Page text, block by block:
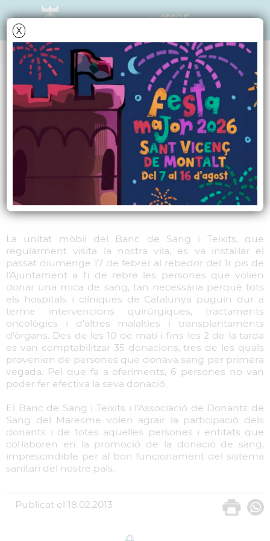
X
NOTÍCIES - ACTUALITAT
La campanya de
donació de sang del
febrer es tanca amb
35 donacions
La unitat mòbil del Banc de Sang i Teixits, que
regularment visita la nostra vila, es va instal·lar el
passat diumenge 17 de febrer al rebedor del 1r pis de
l’Ajuntament a fi de rebre les persones que volien
donar una mica de sang, tan necessària perquè tots
els hospitals i clíniques de Catalunya puguin dur a
terme intervencions quirúrgiques, tractaments
oncològics i d'altres malalties i transplantaments
d'òrgans. Des de les 10 de matí i fins les 2 de la tarda
es van comptabilitzar 35 donacions, tres de les quals
provenien de persones que donava sang per primera
vegada. Pel que fa a oferiments, 6 persones no van
poder fer efectiva la seva donació.
El Banc de Sang i Teixits i l’Associació de Donants de
Sang del Maresme volen agrair la participació dels
donants i de totes aquelles persones i entitats que
col·laboren en la promoció de la donació de sang,
imprescindible per al bon funcionament del sistema
sanitari del nostre país.
Publicat el 18.02.2013